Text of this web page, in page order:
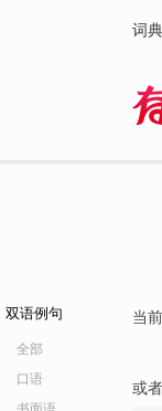
词典
双语例句
全部
口语
当
或